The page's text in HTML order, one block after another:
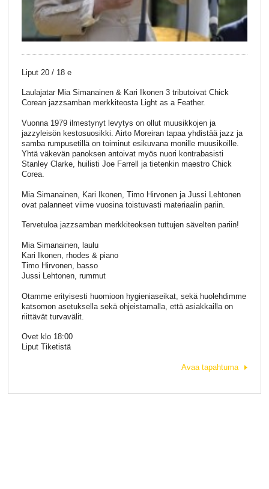
Liput 20 / 18 e
Laulajatar Mia Simanainen & Kari Ikonen 3 tributoivat Chick
Corean jazzsamban merkkiteosta Light as a Feather.
Vuonna 1979 ilmestynyt levytys on ollut muusikkojen ja
jazzyleisön kestosuosikki. Airto Moreiran tapaa yhdistää jazz ja
samba rumpusetillä on toiminut esikuvana monille muusikoille.
Yhtä väkevän panoksen antoivat myös nuori kontrabasisti
Stanley Clarke, huilisti Joe Farrell ja tietenkin maestro Chick
Corea.
Mia Simanainen, Kari Ikonen, Timo Hirvonen ja Jussi Lehtonen
ovat palanneet viime vuosina toistuvasti materiaalin pariin.
Tervetuloa jazzsamban merkkiteoksen tuttujen sävelten pariin!
Mia Simanainen, laulu
Kari Ikonen, rhodes & piano
Timo Hirvonen, basso
Jussi Lehtonen, rummut
Otamme erityisesti huomioon hygieniaseikat, sekä huolehdimme
katsomon asetuksella sekä ohjeistamalla, että asiakkailla on
riittävät turvavälit.
Ovet klo 18:00
Liput Tiketistä
Avaa tapahtuma